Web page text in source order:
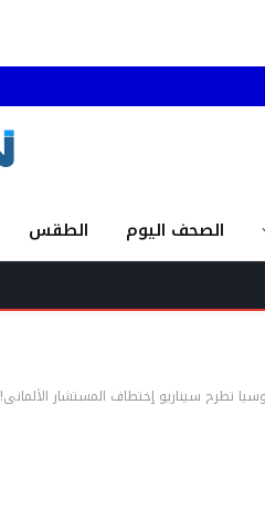
الصحف اليوم الطقس
تطرح سيناريو ٳختطاف المستشار الألماني!